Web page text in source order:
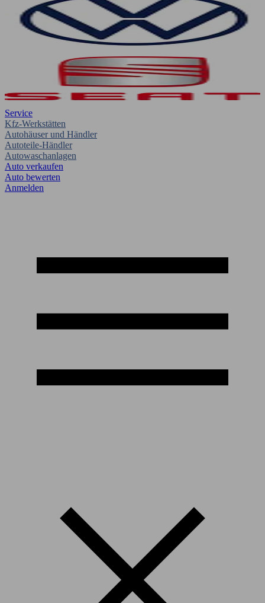
Service
Kfz-Werkstätten
Autohäuser und Händler
Autoteile-Händler
Autowaschanlagen
Auto verkaufen
Auto bewerten
Anmelden